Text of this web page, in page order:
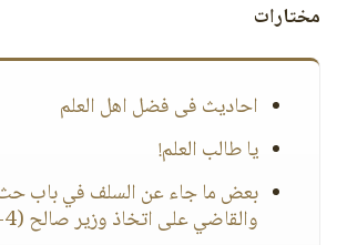
مختارات
احاديث فى فضل اهل العلم
يا طالب العلم!
بعض ما جاء عن السلف في باب
والقاضي على اتخاذ وزير صالح (4-4)